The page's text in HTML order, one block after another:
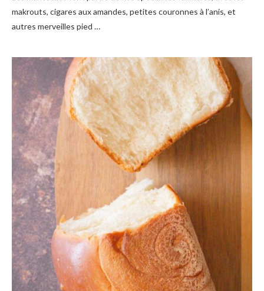
makrouts, cigares aux amandes, petites couronnes à l’anis, et
autres merveilles pied …